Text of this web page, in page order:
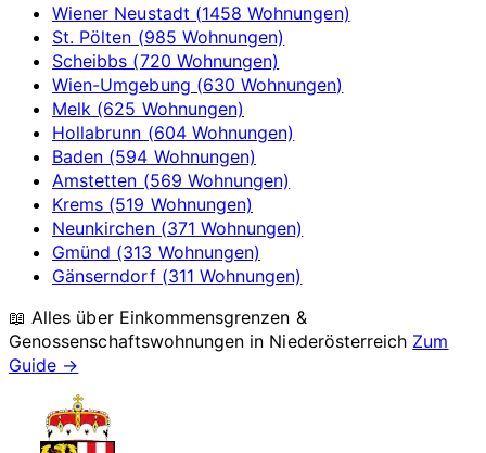
Wiener Neustadt (1458 Wohnungen)
St. Pölten (985 Wohnungen)
Scheibbs (720 Wohnungen)
Wien-Umgebung (630 Wohnungen)
Melk (625 Wohnungen)
Hollabrunn (604 Wohnungen)
Baden (594 Wohnungen)
Amstetten (569 Wohnungen)
Krems (519 Wohnungen)
Neunkirchen (371 Wohnungen)
Gmünd (313 Wohnungen)
Gänserndorf (311 Wohnungen)
📖 Alles über Einkommensgrenzen &
Genossenschaftswohnungen in Niederösterreich Zum
Guide →